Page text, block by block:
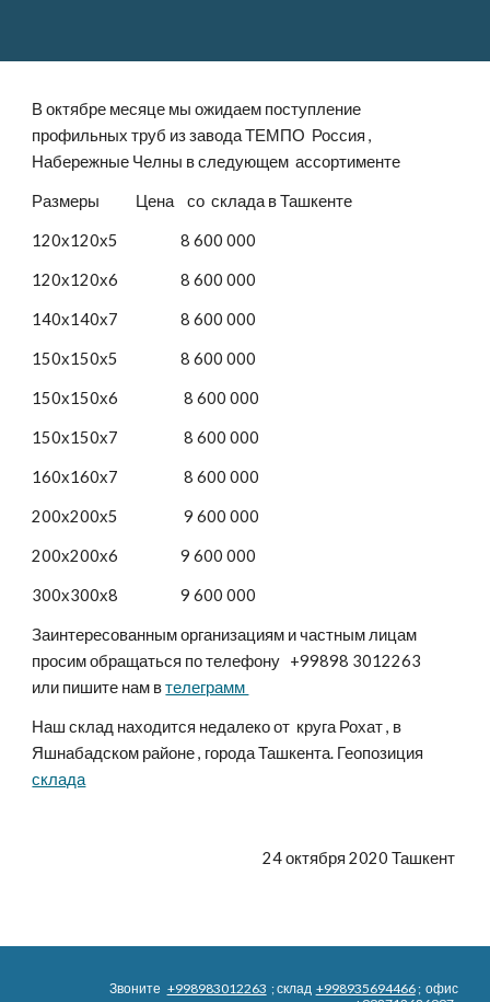
В октябре месяце мы ожидаем поступление
профильных труб из завода ТЕМПО  Россия ,
Набережные Челны в следующем  ассортименте
Размеры           Цена    со  склада в Ташкенте
120х120х5                   8 600 000
120х120х6                   8 600 000
140х140х7                   8 600 000
150х150х5                   8 600 000
150х150х6                    8 600 000
150х150х7                    8 600 000
160х160х7                    8 600 000
200х200х5                    9 600 000
200х200х6                   9 600 000
300х300х8                   9 600 000
Заинтересованным организациям и частным лицам
просим обращаться по телефону   +99898 3012263
или пишите нам в телеграмм
Наш склад находится недалеко от  круга Рохат , в
склада
24 октября 2020 Ташкент
Звоните +998983012263 ; склад +998935694466; офис